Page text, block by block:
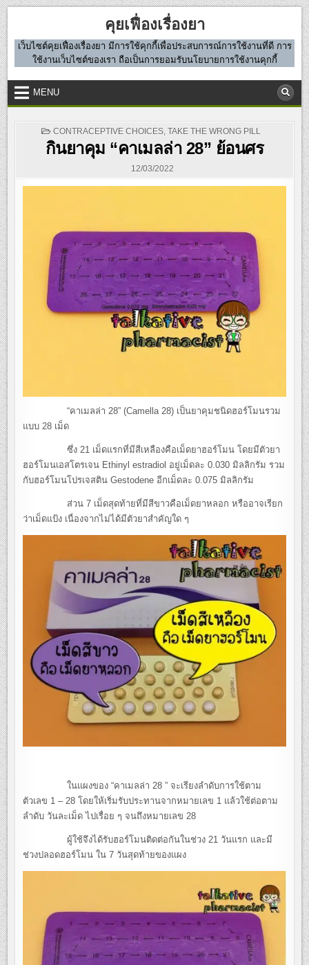
Skip
to
content
คุยเฟื่องเรื่องยา
เว็บไซต์คุยเฟื่องเรื่องยา มีการใช้คุกกี้เพื่อประสบการณ์การใช้งานที่ดี การ
ใช้งานเว็บไซต์ของเรา ถือเป็นการยอมรับนโยบายการใช้งานคุกกี้
MENU
POSTED
IN
CONTRACEPTIVE CHOICES, TAKE THE WRONG PILL
กินยาคุม “คาเมลล่า 28” ย้อนศร
12/03/2022
“คาเมลล่า 28” (Camella 28) เป็นยาคุมชนิดฮอร์โมนรวม
แบบ 28 เม็ด
ซึ่ง 21 เม็ดแรกที่มีสีเหลืองคือเม็ดยาฮอร์โมน โดยมีตัวยา
ฮอร์โมนเอสโตรเจน Ethinyl estradiol อยู่เม็ดละ 0.030 มิลลิกรัม รวม
กับฮอร์โมนโปรเจสติน Gestodene อีกเม็ดละ 0.075 มิลลิกรัม
ส่วน 7 เม็ดสุดท้ายที่มีสีขาวคือเม็ดยาหลอก หรืออาจเรียก
ว่าเม็ดแป้ง เนื่องจากไม่ได้มีตัวยาสำคัญใด ๆ
ในแผงของ “คาเมลล่า 28 ” จะเรียงลำดับการใช้ตาม
ตัวเลข 1 – 28 โดยให้เริ่มรับประทานจากหมายเลข 1 แล้วใช้ต่อตาม
ลำดับ วันละเม็ด ไปเรื่อย ๆ จนถึงหมายเลข 28
ผู้ใช้จึงได้รับฮอร์โมนติดต่อกันในช่วง 21 วันแรก และมี
ช่วงปลอดฮอร์โมน ใน 7 วันสุดท้ายของแผง